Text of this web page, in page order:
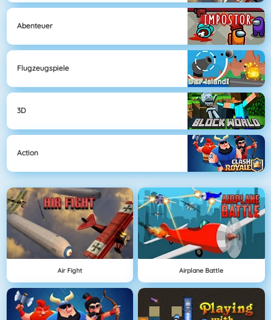
Abenteuer
Flugzeugspiele
3D
Action
Air Fight Airplane Battle